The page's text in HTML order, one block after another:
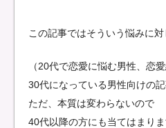
この記事ではそういう悩みに対
（20代で恋愛に悩む男性、恋
30代になっている男性向けの記
ただ、本質は変わらないので
40代以降の方にも当てはまりま